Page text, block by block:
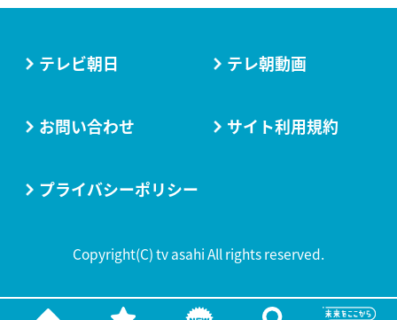
テレビ朝日 テレ朝動画
お問い合わせ サイト利用規約
プライバシーポリシー
Copyright(C) tv asahi All rights reserved.